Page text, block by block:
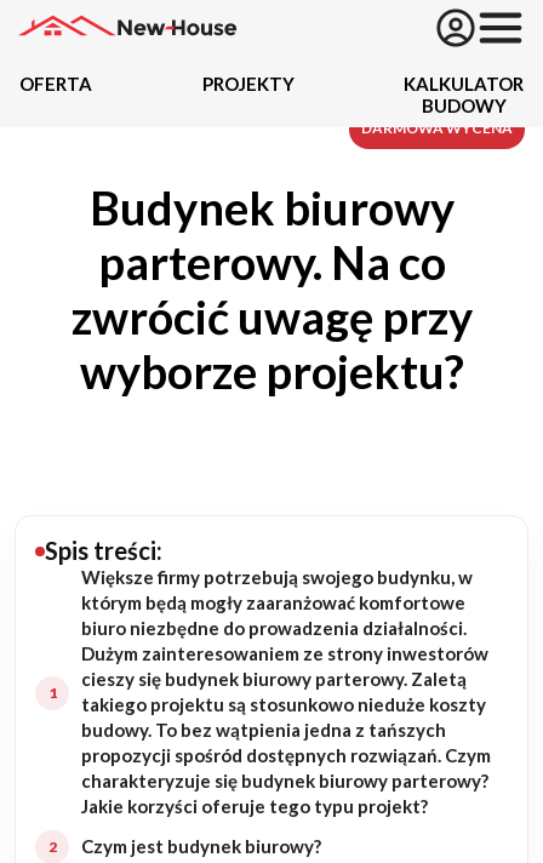
Kredyty
Dokumentacja
Budowa domu
Rezydencje
Rozbudowa
Remonty
OFERTA PROJEKTY
KALKULATOR
BUDOWY
Budynek biurowy
parterowy. Na co
zwrócić uwagę przy
wyborze projektu?
Spis treści:
Większe firmy potrzebują swojego budynku, w
którym będą mogły zaaranżować komfortowe
biuro niezbędne do prowadzenia działalności.
Dużym zainteresowaniem ze strony inwestorów
cieszy się budynek biurowy parterowy. Zaletą
takiego projektu są stosunkowo nieduże koszty
budowy. To bez wątpienia jedna z tańszych
propozycji spośród dostępnych rozwiązań. Czym
charakteryzuje się budynek biurowy parterowy?
Jakie korzyści oferuje tego typu projekt?
Czym jest budynek biurowy?
DARMOWA WYCENA